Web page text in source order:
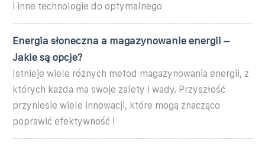
i inne technologie do optymalnego
Energia słoneczna a magazynowanie energii –
Jakie są opcje?
Istnieje wiele różnych metod magazynowania energii, z
których każda ma swoje zalety i wady. Przyszłość
przyniesie wiele innowacji, które mogą znacząco
poprawić efektywność i